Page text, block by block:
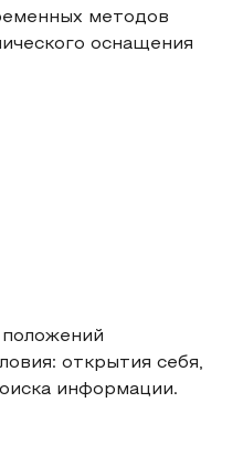
методов
оснащения
открытия себя,
информации.